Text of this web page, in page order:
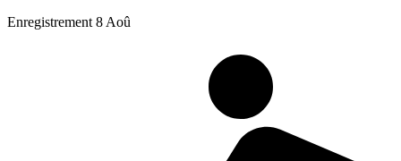
Enregistrement 8 Aoû